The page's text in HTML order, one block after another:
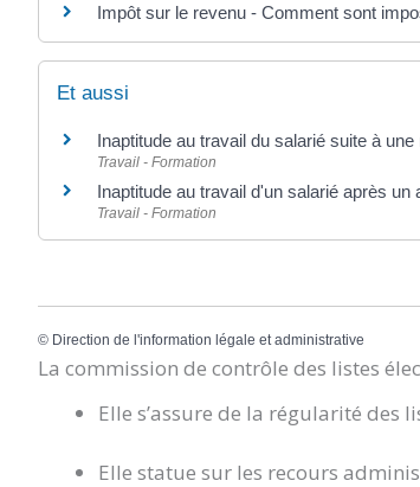
Impôt sur le revenu - Comment sont
Et aussi
Inaptitude au travail du salarié suite à
Travail - Formation
Inaptitude au travail d'un salarié après un
Travail - Formation
© Direction de l'information légale et administrative
La commission de contrôle des listes
Elle s’assure de la régularité des
Elle statue sur les recours